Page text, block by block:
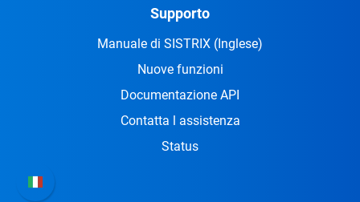
Supporto
Manuale di SISTRIX (Inglese)
Nuove funzioni
Documentazione API
Contatta l assistenza
Status